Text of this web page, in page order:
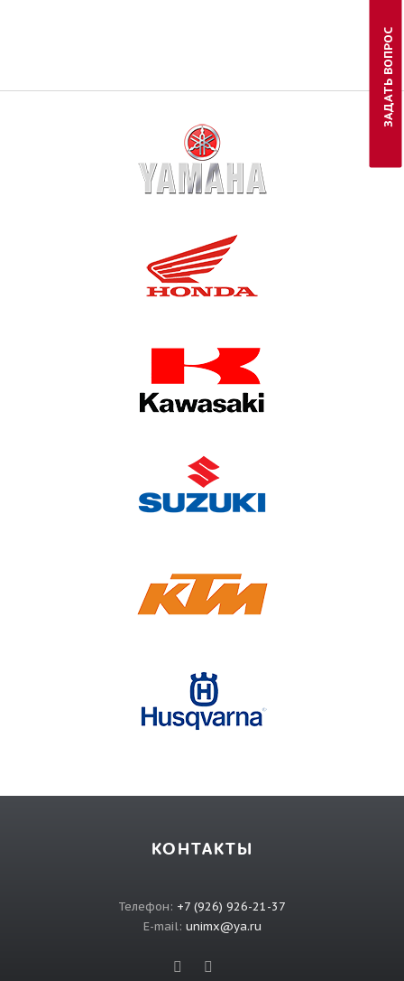
КОНТАКТЫ
Телефон: +7 (926) 926-21-37
E-mail: unimx@ya.ru
ЗАДАТЬ ВОПРОС